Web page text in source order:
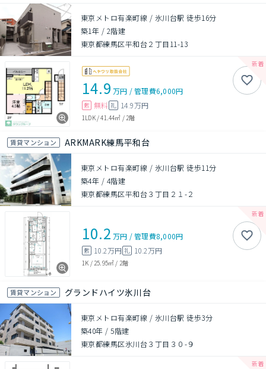
東京メトロ有楽町線 / 氷川台駅 徒歩16分
築1年 / 2階建
東京都練馬区平和台２丁目11-13
14.9 万円 /管理費6,000円
敷 無料 礼 14.9万円
1LDK/41.44㎡ /2階
賃貸マンション ARKMARK練馬平和台
東京メトロ有楽町線 / 氷川台駅 徒歩11分
築4年 / 4階建
東京都練馬区平和台３丁目２１-２
10.2 万円 /管理費8,000円
敷 10.2万円 礼 10.2万円
1K / 25.95㎡ / 2階
賃貸マンション グランドハイツ氷川台
東京メトロ有楽町線 / 氷川台駅 徒歩3分
築40年 /5階建
東京都練馬区氷川台３丁目３０-９